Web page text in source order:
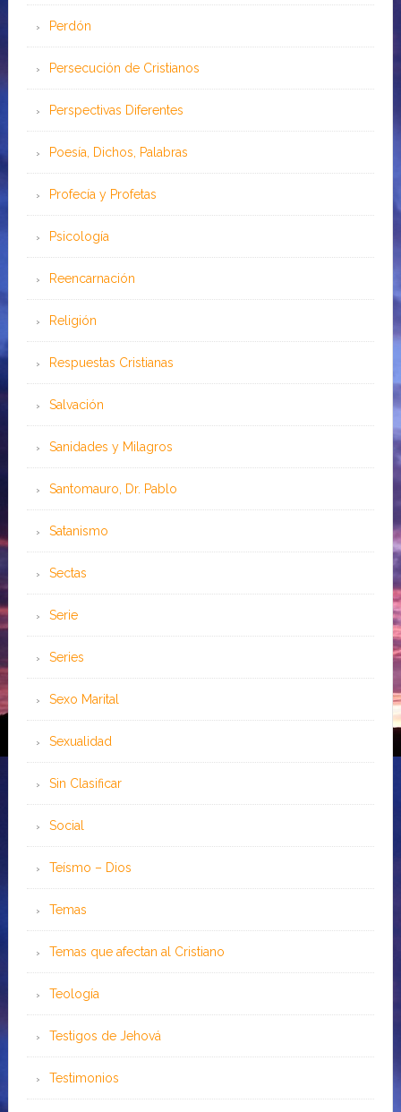
Perdón
Persecución de Cristianos
Perspectivas Diferentes
Poesía, Dichos, Palabras
Profecía y Profetas
Psicología
Reencarnación
Religión
Respuestas Cristianas
Salvación
Sanidades y Milagros
Santomauro, Dr. Pablo
Satanismo
Sectas
Serie
Series
Sexo Marital
Sexualidad
Sin Clasificar
Social
Teísmo – Dios
Temas
Temas que afectan al Cristiano
Teología
Testigos de Jehová
Testimonios